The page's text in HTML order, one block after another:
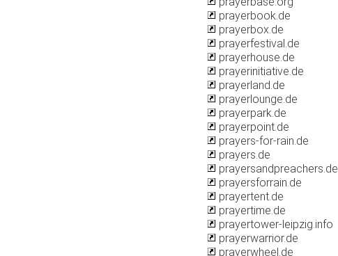
prayerbook.de
prayerbox.de
prayerfestival.de
prayerhouse.de
prayerinitiative.de
prayerland.de
prayerlounge.de
prayerpark.de
prayerpoint.de
prayers-for-rain.de
prayers.de
prayersandpreachers.de
prayersforrain.de
prayertent.de
prayertime.de
prayertower-leipzig.info
prayerwarrior.de
prayerwheel.de